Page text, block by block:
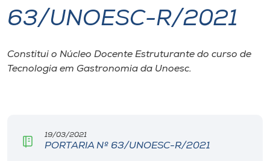
I.nova
Diplomados
CPA
63/UNOESC-R/2021
Constitui o Núcleo Docente Estruturante do curso de
Tecnologia em Gastronomia da Unoesc.
19/03/2021
PORTARIA Nº 63/UNOESC-R/2021